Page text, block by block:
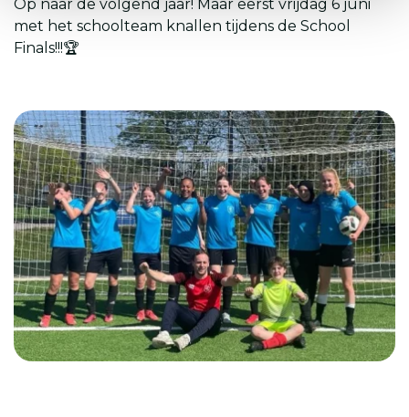
Op naar de volgend jaar! Maar eerst vrijdag 6 juni
met het schoolteam knallen tijdens de School
Finals!!!🏆